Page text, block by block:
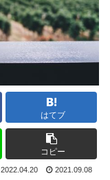
はてブ
コピー
2022.04.20 2021.09.08